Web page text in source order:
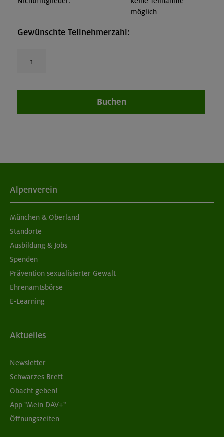
möglich
Gewünschte Teilnehmerzahl:
Buchen
Alpenverein
München & Oberland
Standorte
Ausbildung & Jobs
Spenden
Prävention sexualisierter Gewalt
Ehrenamtsbörse
E-Learning
Aktuelles
Newsletter
Schwarzes Brett
Obacht geben!
App "Mein DAV+"
Öffnungszeiten